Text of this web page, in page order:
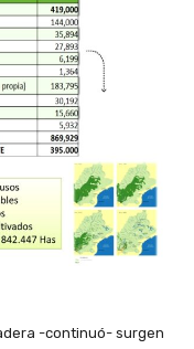
-continuó- surgen